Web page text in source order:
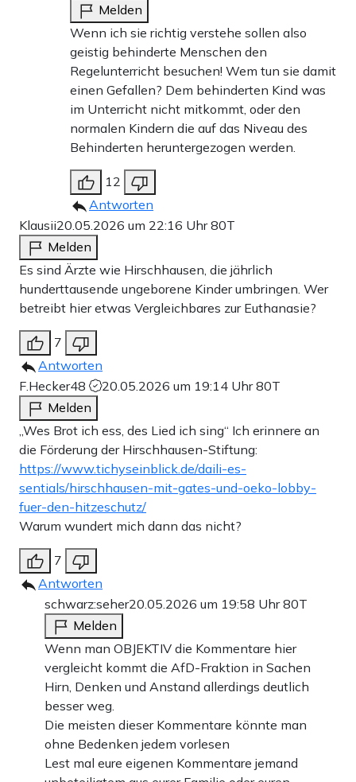
Melden
Wenn ich sie richtig verstehe sollen also
geistig behinderte Menschen den
Regelunterricht besuchen! Wem tun sie damit
einen Gefallen? Dem behinderten Kind was
im Unterricht nicht mitkommt, oder den
normalen Kindern die auf das Niveau des
Behinderten heruntergezogen werden.
12
Antworten
Klausii20.05.2026 um 22:16 Uhr80T
Melden
Es sind Ärzte wie Hirschhausen, die jährlich
hunderttausende ungeborene Kinder umbringen. Wer
betreibt hier etwas Vergleichbares zur Euthanasie?
7
Antworten
F.Hecker48
20.05.2026 um 19:14 Uhr80T
Melden
„Wes Brot ich ess, des Lied ich sing“ Ich erinnere an
die Förderung der Hirschhausen-Stiftung:
https://www.tichyseinblick.de/daili-es-
sentials/hirschhausen-mit-gates-und-oeko-lobby-
fuer-den-hitzeschutz/
Warum wundert mich dann das nicht?
7
Antworten
schwarz:seher20.05.2026 um 19:58 Uhr80T
Melden
Wenn man OBJEKTIV die Kommentare hier
vergleicht kommt die AfD-Fraktion in Sachen
Hirn, Denken und Anstand allerdings deutlich
besser weg.
Die meisten dieser Kommentare könnte man
ohne Bedenken jedem vorlesen
Lest mal eure eigenen Kommentare jemand